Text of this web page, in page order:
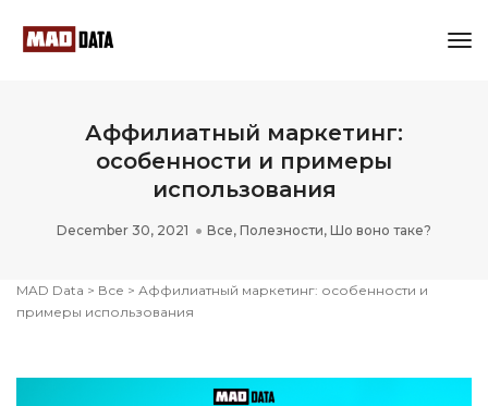
Аффилиатный маркетинг:
особенности и примеры
использования
December 30, 2021 Все, Полезности, Шо воно таке?
MAD Data > Все > Аффилиатный маркетинг: особенности и
примеры использования